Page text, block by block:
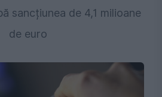
sancțiunea de 4,1 milioane
de euro